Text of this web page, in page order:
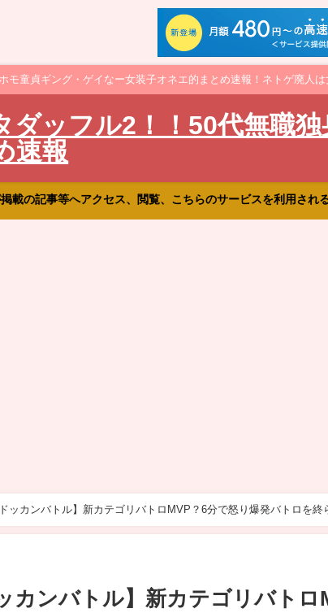
モ童貞ギング・ゲイなー女装子オネエ的まとめ速報！ネトゲ廃人
ダッフル2！！50代無職
速報
載の記事等へアクセス、閲覧、こちらのサービスを利用さ
ドッカンバトル】新カテゴリバトロMVP？6分で怒り爆発バトロを終
カンバトル】新カテゴリバト